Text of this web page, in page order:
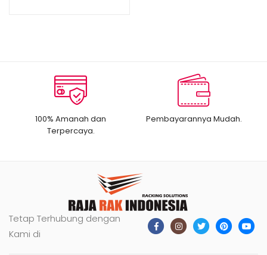
100% Amanah dan
Terpercaya.
Pembayarannya Mudah.
Tetap Terhubung dengan
Kami di